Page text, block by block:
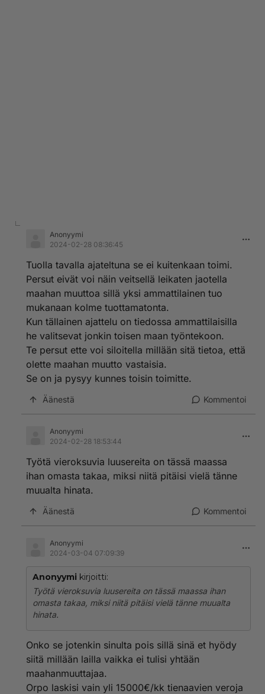
Anonyymi
2024-02-28 08:36:45
Tuolla tavalla ajateltuna se ei kuitenkaan toimi.
Persut eivät voi näin veitsellä leikaten jaotella
maahan muuttoa sillä yksi ammattilainen tuo
mukanaan kolme tuottamatonta.
Kun tällainen ajattelu on tiedossa ammattilaisilla
he valitsevat jonkin toisen maan työntekoon.
Te persut ette voi siloitella millään sitä tietoa, että
olette maahan muutto vastaisia.
Se on ja pysyy kunnes toisin toimitte.
Äänestä Kommentoi
Anonyymi
2024-02-28 18:53:44
Työtä vieroksuvia luusereita on tässä maassa
ihan omasta takaa, miksi niitä pitäisi vielä tänne
muualta hinata.
Äänestä Kommentoi
Anonyymi
2024-03-04 07:09:39
Anonyymi kirjoitti:
Työtä vieroksuvia luusereita on tässä maassa ihan
omasta takaa, miksi niitä pitäisi vielä tänne muualta
hinata.
Onko se jotenkin sinulta pois sillä sinä et hyödy
siitä millään lailla vaikka ei tulisi yhtään
maahanmuuttajaa.
Orpo laskisi vain yli 15000€/kk tienaavien veroja